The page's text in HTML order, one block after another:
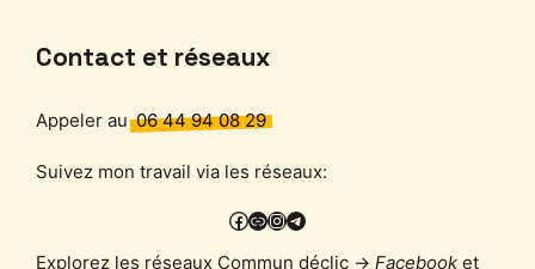
Contact et réseaux
Appeler au06 44 94 08 29
Suivez mon travail via les réseaux:
Facebook
PixelFed
Instagram
Telegram
Explorez les réseaux Commun déclic → Facebook et